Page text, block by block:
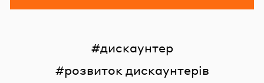
дискаунтер
розвиток дискаунтерів